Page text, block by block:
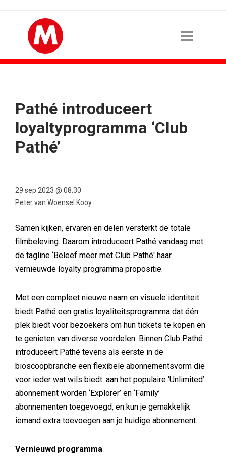
Pathé introduceert
loyaltyprogramma ‘Club
Pathé’
29 sep 2023 @ 08:30
Peter van Woensel Kooy
Samen kijken, ervaren en delen versterkt de totale
filmbeleving. Daarom introduceert Pathé vandaag met
de tagline ‘Beleef meer met Club Pathé' haar
vernieuwde loyalty programma propositie.
Met een compleet nieuwe naam en visuele identiteit
biedt Pathé een gratis loyaliteitsprogramma dat één
plek biedt voor bezoekers om hun tickets te kopen en
te genieten van diverse voordelen. Binnen Club Pathé
introduceert Pathé tevens als eerste in de
bioscoopbranche een flexibele abonnementsvorm die
voor ieder wat wils biedt: aan het populaire ‘Unlimited’
abonnement worden ‘Explorer’ en ‘Family’
abonnementen toegevoegd, en kun je gemakkelijk
iemand extra toevoegen aan je huidige abonnement.
Vernieuwd programma